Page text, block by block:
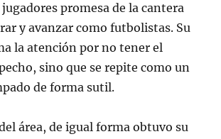
promesa de la cantera
y avanzar como futbolistas. Su
la atención por no tener el
sino que se repite como un
de forma sutil.
área, de igual forma obtuvo su